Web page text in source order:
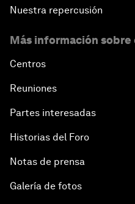
Nuestra repercusión
Más información sobre
Centros
Reuniones
Partes interesadas
Historias del Foro
Notas de prensa
Galería de fotos